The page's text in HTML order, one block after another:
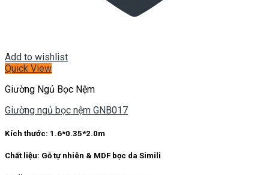
Add to wishlist
Quick View
Giường Ngủ Bọc Nệm
Giường ngủ bọc nệm GNB017
Kích thước: 1.6*0.35*2.0m
Chất liệu: Gỗ tự nhiên & MDF bọc da Simili